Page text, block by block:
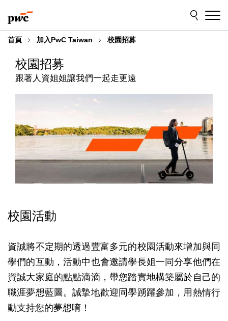
to
content
to
footer
首頁 加入PwC Taiwan 校園招募
跟著人資姐姐讓我們一起走更遠​
校園招募
校園活動
資誠將不定期的透過豐富多元的校園活動來增加與同
學們的互動，活動中也會邀請學長姐一同分享他們在
資誠大家庭的點點滴滴，帶您踏實地構築屬於自己的
職涯夢想藍圖。誠摯地歡迎同學踴躍參加，用熱情行
動支持您的夢想唷！